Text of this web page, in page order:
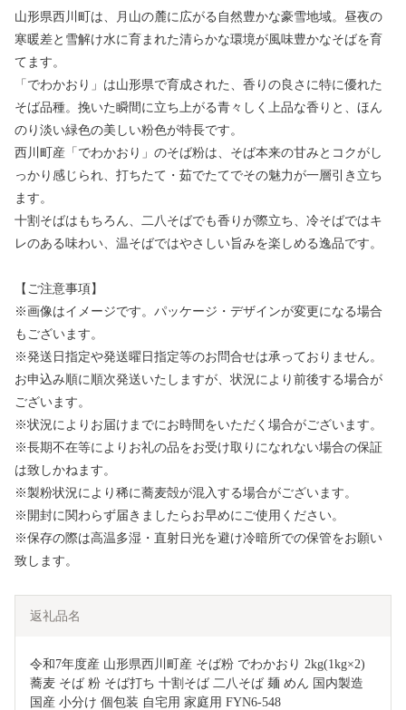
山形県西川町は、月山の麓に広がる自然豊かな豪雪地域。昼夜の
寒暖差と雪解け水に育まれた清らかな環境が風味豊かなそばを育
てます。
「でわかおり」は山形県で育成された、香りの良さに特に優れた
そば品種。挽いた瞬間に立ち上がる青々しく上品な香りと、ほん
のり淡い緑色の美しい粉色が特長です。
西川町産「でわかおり」のそば粉は、そば本来の甘みとコクがし
っかり感じられ、打ちたて・茹でたてでその魅力が一層引き立ち
ます。
十割そばはもちろん、二八そばでも香りが際立ち、冷そばではキ
レのある味わい、温そばではやさしい旨みを楽しめる逸品です。
【ご注意事項】
※画像はイメージです。パッケージ・デザインが変更になる場合
もございます。
※発送日指定や発送曜日指定等のお問合せは承っておりません。
お申込み順に順次発送いたしますが、状況により前後する場合が
ございます。
※状況によりお届けまでにお時間をいただく場合がございます。
※長期不在等によりお礼の品をお受け取りになれない場合の保証
は致しかねます。
※製粉状況により稀に蕎麦殻が混入する場合がございます。
※開封に関わらず届きましたらお早めにご使用ください。
※保存の際は高温多湿・直射日光を避け冷暗所での保管をお願い
致します。
返礼品名
令和7年度産 山形県西川町産 そば粉 でわかおり 2kg(1kg×2)
蕎麦 そば 粉 そば打ち 十割そば 二八そば 麺 めん 国内製造
国産 小分け 個包装 自宅用 家庭用 FYN6-548